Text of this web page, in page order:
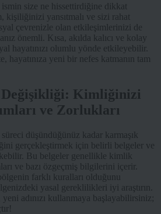
size ne hissettirdiğine dikkat
kişiliğinizi yansıtmalı ve sizi rahat
çevrenizle olan etkileşimlerinizi de
önemli. Kısa, akılda kalıcı ve kolay
hayatınızı olumlu yönde etkileyebilir.
hayatınıza yeni bir nefes katmanın tam
Değişikliği: Kimliğinizi
ve Zorlukları
düşündüğünüz kadar karmaşık
gerçekleştirmek için belirli belgeler ve
Bu belgeler genellikle kimlik
ve bazı özgeçmiş bilgilerini içerir.
farklı kuralları olduğunu
yasal gereklilikleri iyi araştırın.
adınızı kullanmaya başlayabilirsiniz;